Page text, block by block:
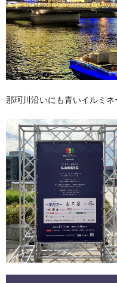
那珂川沿いにも青いイルミネ